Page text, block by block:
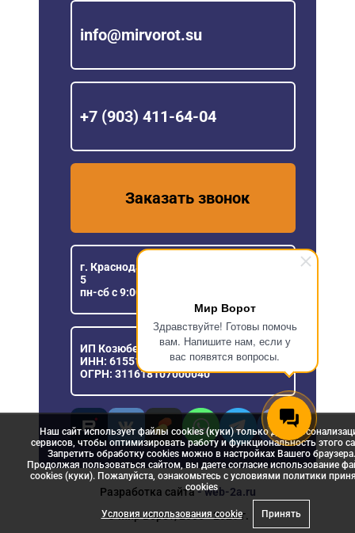
Мир Ворот
Здравствуйте! Готовы помочь
вам. Напишите нам, если у
вас появятся вопросы.
info@mirvorot.su
+7 (903) 411-64-04
Заказать звонок
г. Краснодар, ул. Уральская, 151/1, офис
5
пн-сб с 9:00 до 18:00
ИП Козюберда Денис Александрович
ИНН: 615516030057
ОГРН: 311618107000040
Разработка сайта- web-2a.ru
© Мир Ворот, 2006 - 2026 г.
Наш сайт использует файлы cookies (куки) только для
сервисов, чтобы оптимизировать работу и функциональность этого
Запретить обработку cookies можно в настройках Вашего браузера.
Продолжая пользоваться сайтом, вы даете согласие использование
cookies (куки). Пожалуйста, ознакомьтесь с условиями политики
сookies
Условия использования cookie Принять